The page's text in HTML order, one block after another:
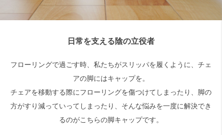
検索
日常を支える陰の立役者
フローリングで過ごす時、私たちがスリッパを履くように、チェ
アの脚にはキャップを。
チェアを移動する際にフローリングを傷つけてしまったり、脚の
方がすり減っていってしまったり、そんな悩みを一度に解決でき
るのがこちらの脚キャップです。